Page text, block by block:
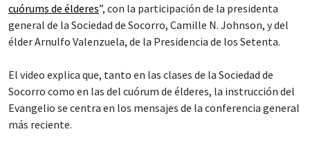
cuórums de élderes”, con la participación de la presidenta
general de la Sociedad de Socorro, Camille N. Johnson, y del
élder Arnulfo Valenzuela, de la Presidencia de los Setenta.
El video explica que, tanto en las clases de la Sociedad de
Socorro como en las del cuórum de élderes, la instrucción del
Evangelio se centra en los mensajes de la conferencia general
más reciente.